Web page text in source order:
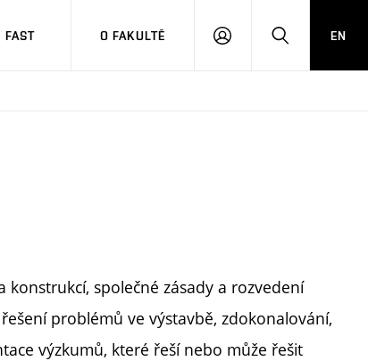
FAST O FAKULTĚ
PŘIHLÁSITHLEDAT
EN
společné zásady a rozvedení
problémů ve výstavbě, zdokonalování,
výzkumů, které řeší nebo může řešit